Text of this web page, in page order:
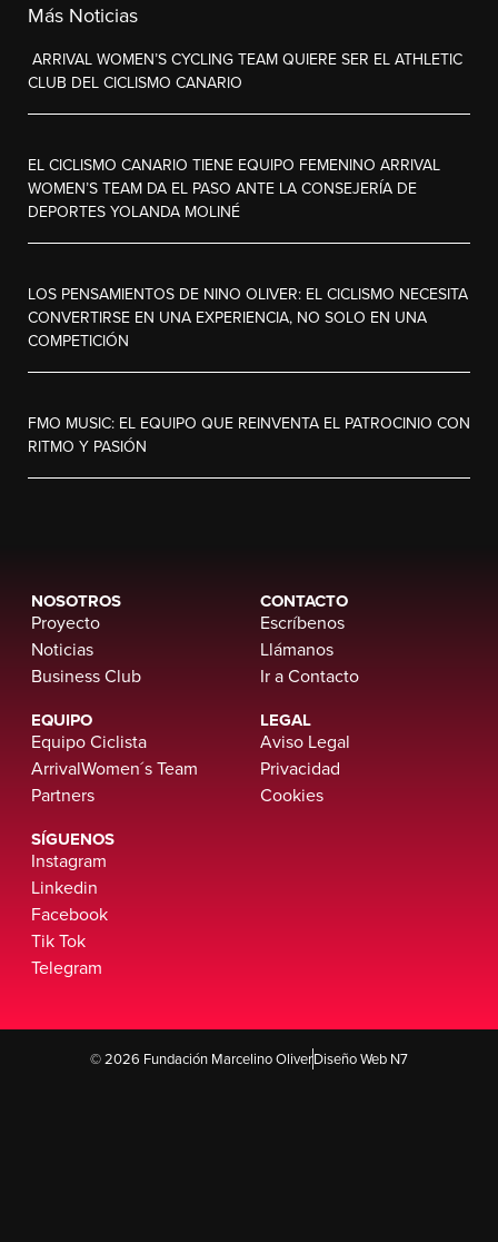
Más Noticias
ARRIVAL WOMEN’S CYCLING TEAM QUIERE SER EL ATHLETIC
CLUB DEL CICLISMO CANARIO
EL CICLISMO CANARIO TIENE EQUIPO FEMENINO ARRIVAL
WOMEN’S TEAM DA EL PASO ANTE LA CONSEJERÍA DE
DEPORTES YOLANDA MOLINÉ
LOS PENSAMIENTOS DE NINO OLIVER: EL CICLISMO NECESITA
CONVERTIRSE EN UNA EXPERIENCIA, NO SOLO EN UNA
COMPETICIÓN
FMO MUSIC: EL EQUIPO QUE REINVENTA EL PATROCINIO CON
RITMO Y PASIÓN
NOSOTROS
Proyecto
Noticias
Business Club
CONTACTO
Escríbenos
Llámanos
Ir a Contacto
EQUIPO
Equipo Ciclista
ArrivalWomen´s Team
Partners
LEGAL
Aviso Legal
Privacidad
Cookies
SÍGUENOS
Instagram
Linkedin
Facebook
Tik Tok
Telegram
© 2026 Fundación Marcelino OliverDiseño Web N7